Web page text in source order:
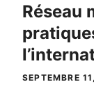
Réseau
SEPTEMBRE